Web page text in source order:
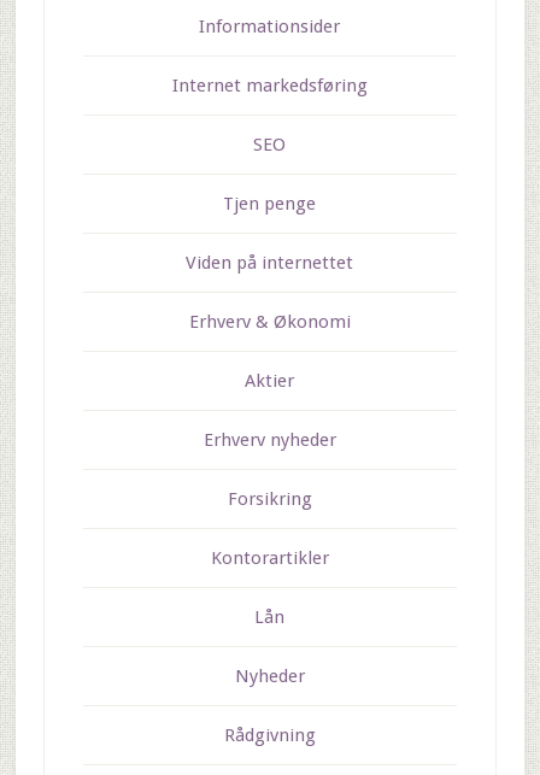
Informationsider
Internet markedsføring
SEO
Tjen penge
Viden på internettet
Erhverv & Økonomi
Aktier
Erhverv nyheder
Forsikring
Kontorartikler
Lån
Nyheder
Rådgivning